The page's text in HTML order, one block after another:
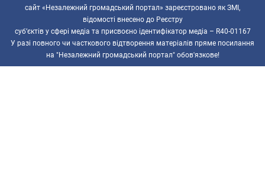
сайт «Незалежний громадський портал» зареєстровано як ЗМІ,
відомості внесено до Реєстру
суб’єктів у сфері медіа та присвоєно ідентифікатор медіа – R40-01167
У разі повного чи часткового відтворення матеріалів пряме посилання
на "Незалежний громадський портал" обов'язкове!